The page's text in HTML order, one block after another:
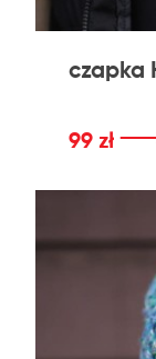
czapka
99 zł